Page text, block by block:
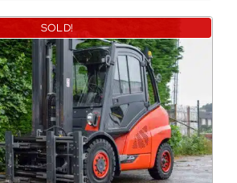
SOLD!